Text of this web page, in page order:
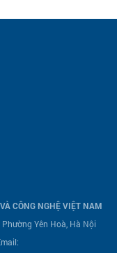
CÔNG NGHỆ VIỆT NAM
Yên Hoà, Hà Nội